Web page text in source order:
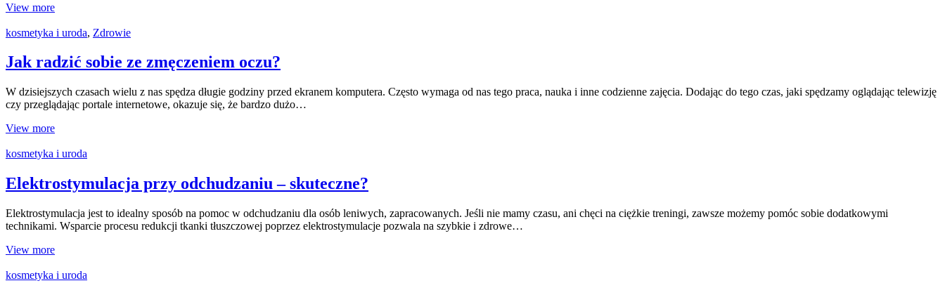
View more
kosmetyka i uroda, Zdrowie
Jak radzić sobie ze zmęczeniem oczu?
W dzisiejszych czasach wielu z nas spędza długie godziny przed ekranem komputera. Często wymaga od nas tego praca, nauka i inne codzienne zajęcia. Dodając do tego czas, jaki spędzamy oglądając telewizję
czy przeglądając portale internetowe, okazuje się, że bardzo dużo…
View more
kosmetyka i uroda
Elektrostymulacja przy odchudzaniu – skuteczne?
Elektrostymulacja jest to idealny sposób na pomoc w odchudzaniu dla osób leniwych, zapracowanych. Jeśli nie mamy czasu, ani chęci na ciężkie treningi, zawsze możemy pomóc sobie dodatkowymi
technikami. Wsparcie procesu redukcji tkanki tłuszczowej poprzez elektrostymulacje pozwala na szybkie i zdrowe…
View more
kosmetyka i uroda